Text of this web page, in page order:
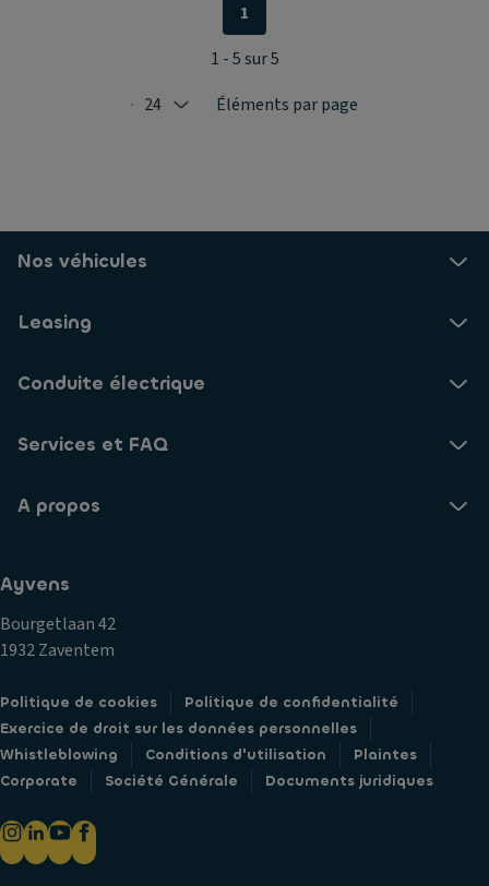
Selected: 24
24 Éléments par page
1
1 - 5 sur 5
Nos véhicules
Leasing
Conduite électrique
Services et FAQ
A propos
Ayvens
Bourgetlaan 42
1932 Zaventem
Politique de cookies
Politique de confidentialité
Exercice de droit sur les données personnelles
Whistleblowing
Conditions d'utilisation
Plaintes
Corporate
Société Générale Documents juridiques